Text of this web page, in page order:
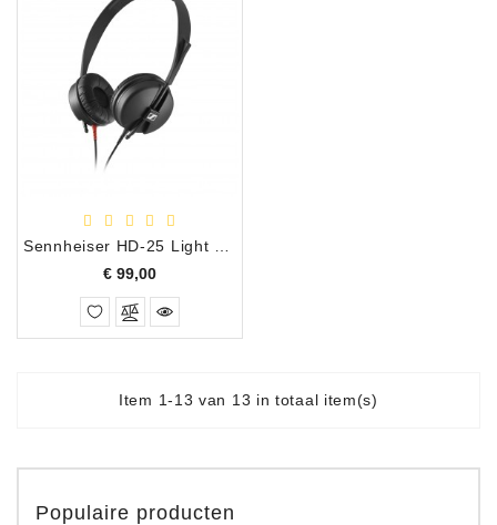
€ 99,00Prijs
Item 1-13 van 13 in totaal item(s)
Populaire producten